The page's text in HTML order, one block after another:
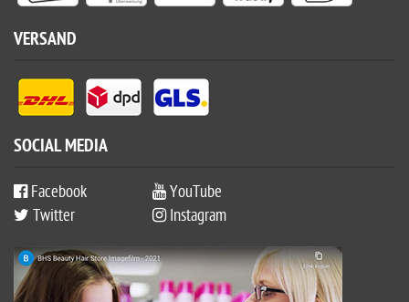
VERSAND
SOCIAL MEDIA
Facebook
YouTube
Twitter
Instagram